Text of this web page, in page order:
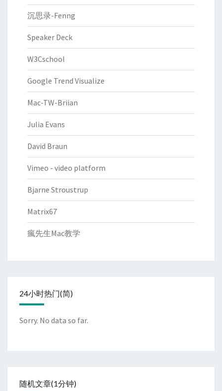
沉思录-Fenng
Speaker Deck
W3Cschool
Google Trend Visualize
Mac-TW-Briian
Julia Evans
David Braun
Vimeo - video platform
Bjarne Stroustrup
Matrix67
瘋先生Mac教学
24小时热门(简)
Sorry. No data so far.
随机文章(1分钟)